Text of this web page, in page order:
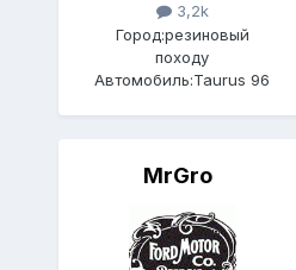
3,2k
Город:резиновый
походу
Автомобиль:Taurus 96
MrGro